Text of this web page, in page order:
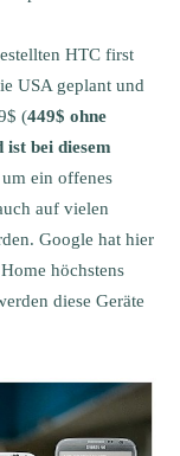
HTC first
USA geplant und
(449$ ohne
bei diesem
ein offenes
auf vielen
Google hat hier
höchstens
diese Geräte